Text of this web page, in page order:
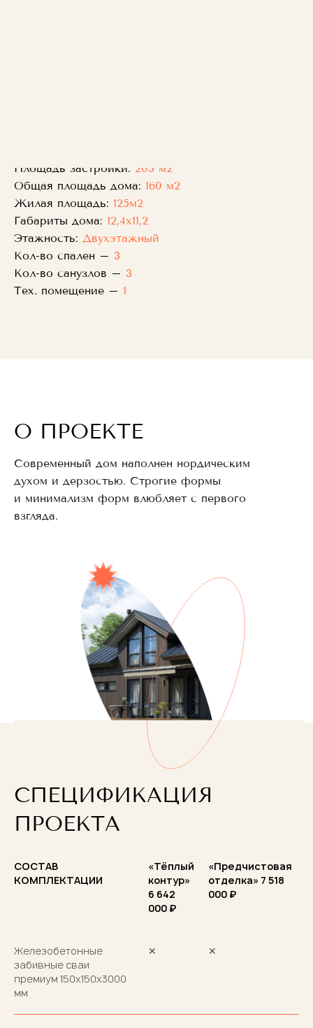
Площадь застройки: 205 м2
Общая площадь дома: 160 м2
Жилая площадь: 125м2
Габариты дома: 12,4х11,2
Этажность: Двухэтажный
Кол-во спален – 3
Кол-во санузлов – 3
Тех. помещение – 1
О ПРОЕКТЕ
Современный дом наполнен нордическим
духом и дерзостью. Строгие формы
и минимализм форм влюбляет с первого
взгляда.
СПЕЦИФИКАЦИЯ
ПРОЕКТА
СОСТАВ
КОМПЛЕКТАЦИИ
«Тёплый
контур»
6 642
000 ₽
«Предчистовая
отделка» 7 518
000 ₽
Железобетонные
забивные сваи
премиум 150х150х3000
мм
✕ ✕